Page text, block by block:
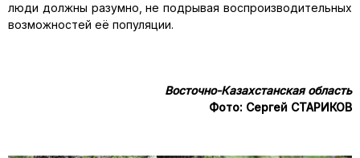
люди должны разумно, не подрывая воспроизводительных
возможностей её популяции.
Восточно-Казахстанская область
Фото: Сергей СТАРИКОВ